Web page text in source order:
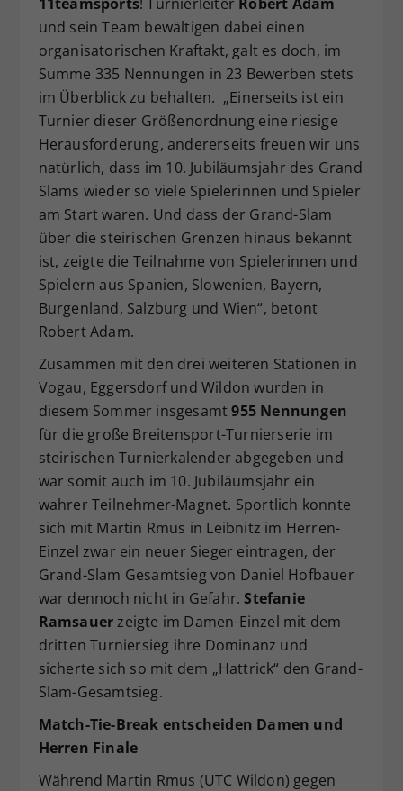
und sein Team bewältigen dabei einen
organisatorischen Kraftakt, galt es doch, im
Summe 335 Nennungen in 23 Bewerben stets
im Überblick zu behalten. „Einerseits ist ein
Turnier dieser Größenordnung eine riesige
Herausforderung, andererseits freuen wir uns
natürlich, dass im 10. Jubiläumsjahr des Grand
Slams wieder so viele Spielerinnen und Spieler
am Start waren. Und dass der Grand-Slam
über die steirischen Grenzen hinaus bekannt
ist, zeigte die Teilnahme von Spielerinnen und
Spielern aus Spanien, Slowenien, Bayern,
Burgenland, Salzburg und Wien“, betont
Robert Adam.
Zusammen mit den drei weiteren Stationen in
Vogau, Eggersdorf und Wildon wurden in
diesem Sommer insgesamt955 Nennungen
für die große Breitensport-Turnierserie im
steirischen Turnierkalender abgegeben und
war somit auch im 10. Jubiläumsjahr ein
wahrer Teilnehmer-Magnet. Sportlich konnte
sich mit Martin Rmus in Leibnitz im Herren-
Einzel zwar ein neuer Sieger eintragen, der
Grand-Slam Gesamtsieg von Daniel Hofbauer
war dennoch nicht in Gefahr.Stefanie
Ramsauerzeigte im Damen-Einzel mit dem
dritten Turniersieg ihre Dominanz und
sicherte sich so mit dem „Hattrick“ den Grand-
Slam-Gesamtsieg.
Match-Tie-Break entscheiden Damen und
Herren Finale
Während Martin Rmus (UTC Wildon) gegen
Zweck
Dieser Wert speichert Ihre Consent-
Einstellungen. Unter anderem eine
zufällig generierte ID, für die
historische Speicherung Ihrer
vorgenommen Einstellungen, falls der
Webseiten-Betreiber dies eingestellt
hat.